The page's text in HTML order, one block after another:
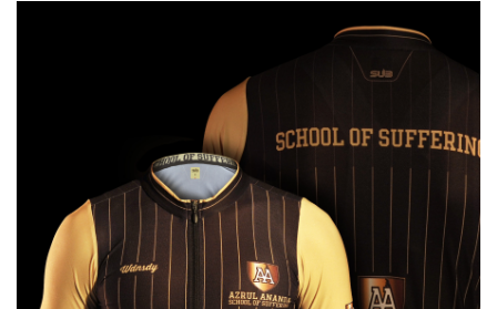
kota Bandung. Mereka mengikuti even nasional, bjb Cycling